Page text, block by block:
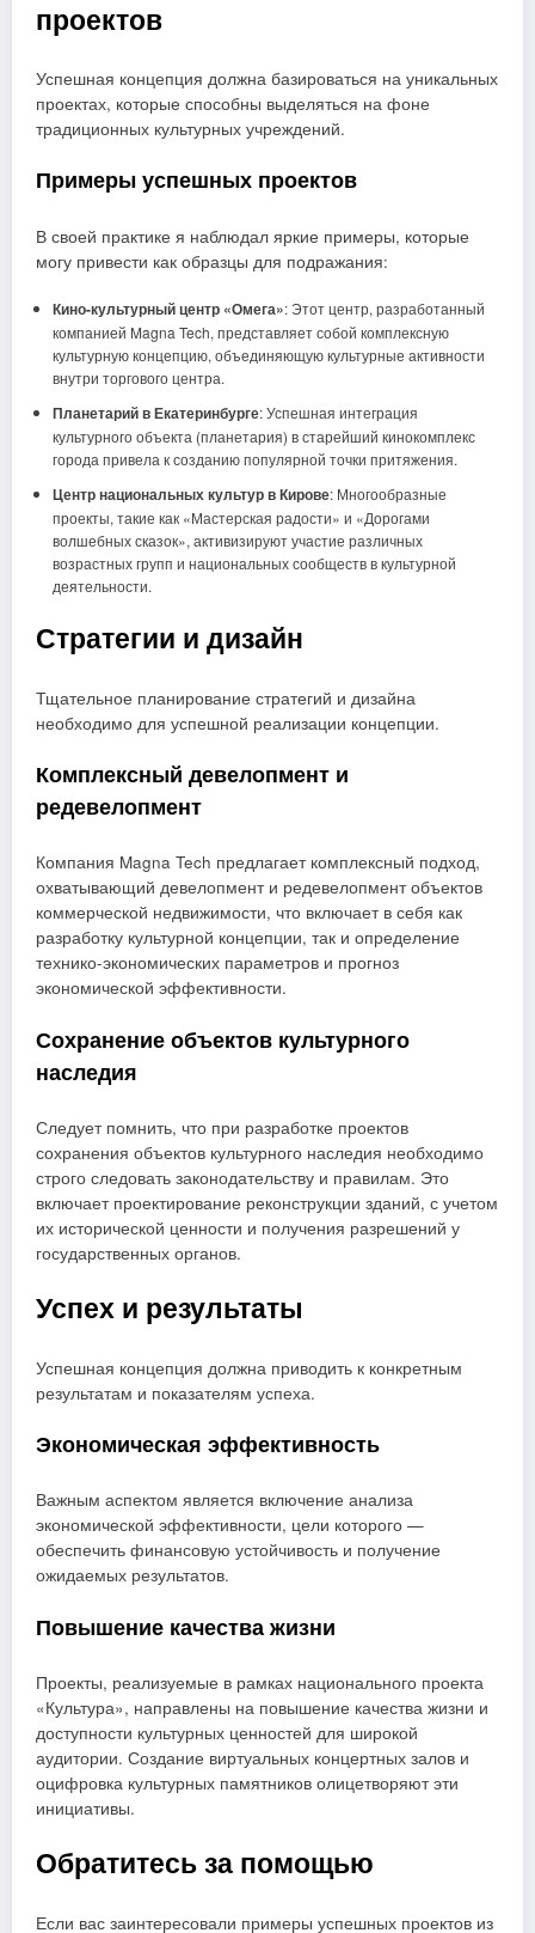
проектов
Успешная концепция должна базироваться на уникальных
проектах, которые способны выделяться на фоне
традиционных культурных учреждений.
Примеры успешных проектов
В своей практике я наблюдал яркие примеры, которые
могу привести как образцы для подражания:
Кино-культурный центр «Омега»: Этот центр, разработанный
компанией Magna Tech, представляет собой комплексную
культурную концепцию, объединяющую культурные активности
внутри торгового центра.
Планетарий в Екатеринбурге: Успешная интеграция
культурного объекта (планетария) в старейший кинокомплекс
города привела к созданию популярной точки притяжения.
Центр национальных культур в Кирове: Многообразные
проекты, такие как «Мастерская радости» и «Дорогами
волшебных сказок», активизируют участие различных
возрастных групп и национальных сообществ в культурной
деятельности.
Стратегии и дизайн
Тщательное планирование стратегий и дизайна
необходимо для успешной реализации концепции.
Комплексный девелопмент и
редевелопмент
Компания Magna Tech предлагает комплексный подход,
охватывающий девелопмент и редевелопмент объектов
коммерческой недвижимости, что включает в себя как
разработку культурной концепции, так и определение
технико-экономических параметров и прогноз
экономической эффективности.
Сохранение объектов культурного
наследия
Следует помнить, что при разработке проектов
сохранения объектов культурного наследия необходимо
строго следовать законодательству и правилам. Это
включает проектирование реконструкции зданий, с учетом
их исторической ценности и получения разрешений у
государственных органов.
Успех и результаты
Успешная концепция должна приводить к конкретным
результатам и показателям успеха.
Экономическая эффективность
Важным аспектом является включение анализа
экономической эффективности, цели которого —
обеспечить финансовую устойчивость и получение
ожидаемых результатов.
Повышение качества жизни
Проекты, реализуемые в рамках национального проекта
«Культура», направлены на повышение качества жизни и
доступности культурных ценностей для широкой
аудитории. Создание виртуальных концертных залов и
оцифровка культурных памятников олицетворяют эти
инициативы.
Обратитесь за помощью
Если вас заинтересовали примеры успешных проектов из